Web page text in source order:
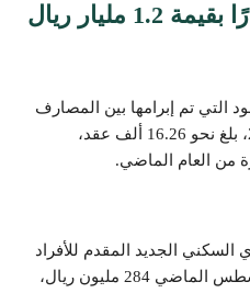
التي تم إبرامها بين المصارف
والأفراد خلال شهر أغسطس 2022، بلغ نحو 16.26 ألف عقد،
السكني الجديد المقدم للأفراد
من شركات التمويل، بلغ خلال أغسطس الماضي 284 مليون ريال،